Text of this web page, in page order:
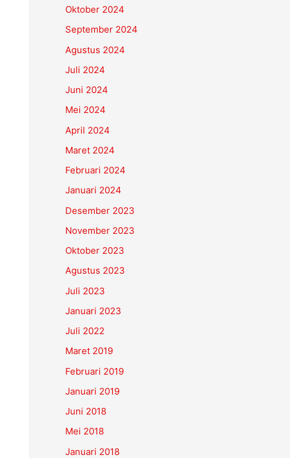
Oktober 2024
September 2024
Agustus 2024
Juli 2024
Juni 2024
Mei 2024
April 2024
Maret 2024
Februari 2024
Januari 2024
Desember 2023
November 2023
Oktober 2023
Agustus 2023
Juli 2023
Januari 2023
Juli 2022
Maret 2019
Februari 2019
Januari 2019
Juni 2018
Mei 2018
Januari 2018